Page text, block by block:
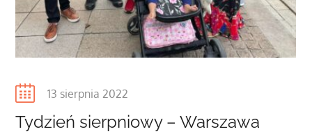
Posted
13 sierpnia 2022
Tydzień sierpniowy – Warszawa